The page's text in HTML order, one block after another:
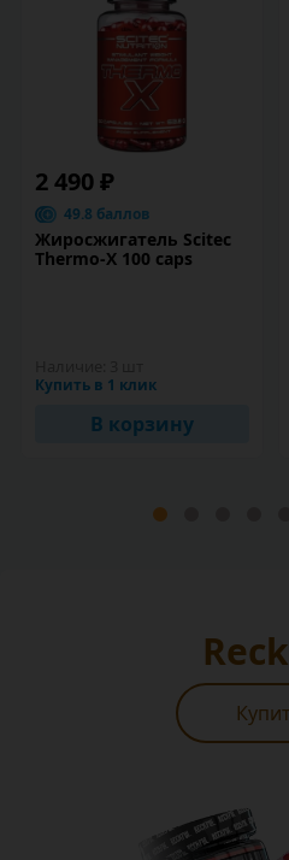
2 490 ₽
49.8 баллов
Жиросжигатель Scitec
Thermo-X 100 caps
Купить в 1 клик
В корзину